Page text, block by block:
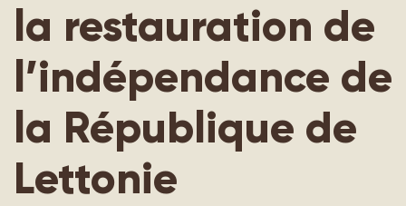
la restauration de
l’indépendance de
la République de
Lettonie